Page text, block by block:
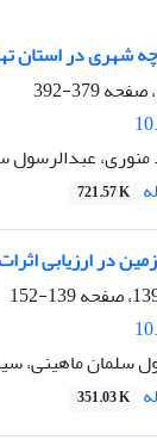
شهری در استان
379-392
عبدالرسول
721.57 K
در ارزیابی
139-152
سلمان ماهینی،
351.03 K